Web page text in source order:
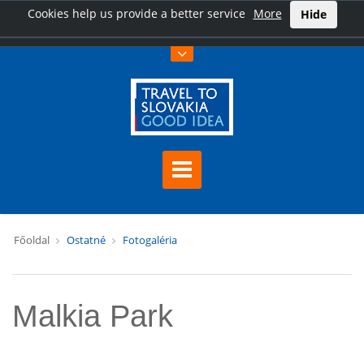
Cookies help us provide a better service More Hide
Főoldal Ostatné Fotogaléria
Malkia Park